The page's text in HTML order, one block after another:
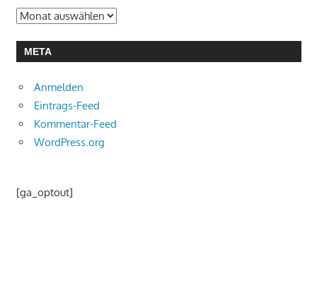
Archiv
META
Anmelden
Eintrags-Feed
Kommentar-Feed
WordPress.org
[ga_optout]